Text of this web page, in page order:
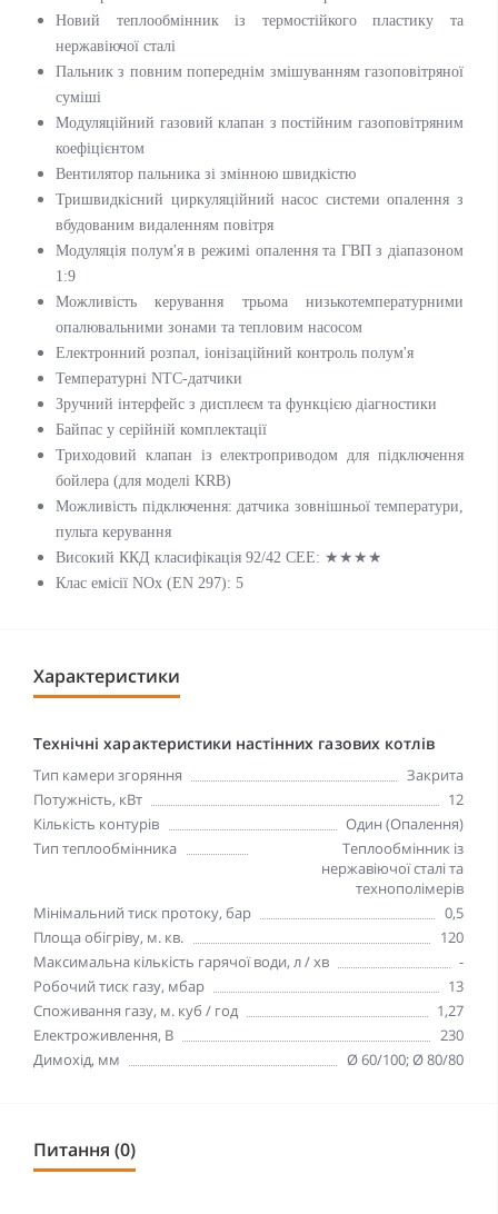
Новий теплообмінник із термостійкого пластику та
нержавіючої сталі
Пальник з повним попереднім змішуванням газоповітряної
суміші
Модуляційний газовий клапан з постійним газоповітряним
коефіцієнтом
Вентилятор пальника зі змінною швидкістю
Тришвидкісний циркуляційний насос системи опалення з
вбудованим видаленням повітря
Модуляція полум'я в режимі опалення та ГВП з діапазоном
1:9
Можливість керування трьома низькотемпературними
опалювальними зонами та тепловим насосом
Електронний розпал, іонізаційний контроль полум'я
Температурні NTC-датчики
Зручний інтерфейс з дисплеєм та функцією діагностики
Байпас у серійній комплектації
Триходовий клапан із електроприводом для підключення
бойлера (для моделі KRB)
Можливість підключення: датчика зовнішньої температури,
пульта керування
Високий ККД класифікація 92/42 СEE: ★★★★
Клас емісії NOх (EN 297): 5
Характеристики
Технічні характеристики настінних газових котлів
Тип камери згоряння
Закрита
Потужність, кВт
12
Кількість контурів
Один (Опалення)
Тип теплообмінника
Теплообмінник із
нержавіючої сталі та
технополімерів
Мінімальний тиск протоку, бар
0,5
Площа обігріву, м. кв.
120
Максимальна кількість гарячої води, л / хв
-
Робочий тиск газу, мбар
13
Споживання газу, м. куб / год
1,27
Електроживлення, В
230
Димохід, мм
Ø 60/100; Ø 80/80
Питання (0)